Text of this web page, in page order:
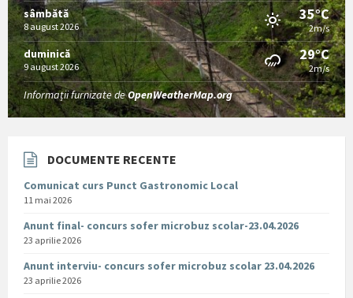
sâmbătă
8 august 2026
35°C
2m/s
duminică
9 august 2026
29°C
2m/s
Informații furnizate deOpenWeatherMap.org
DOCUMENTE RECENTE
Comunicat curs Punct Gastronomic Local
11 mai 2026
Anunt final- concurs sofer microbuz scolar-23.04.2026
23 aprilie 2026
Anunt interviu- concurs sofer microbuz scolar 23.04.2026
23 aprilie 2026